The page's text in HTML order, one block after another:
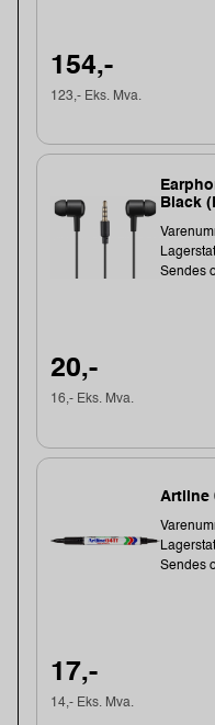
154,-
123,- Eks. Mva.
Black
Sendes
20,-
16,- Eks. Mva.
Artline
Sendes
17,-
14,- Eks. Mva.